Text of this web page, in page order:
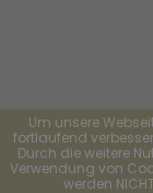
Um unsere
fortlaufend
Durch die weitere
Verwendung von
werden